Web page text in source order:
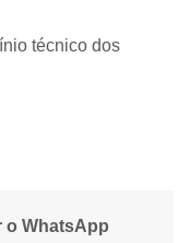
técnico dos
o WhatsApp